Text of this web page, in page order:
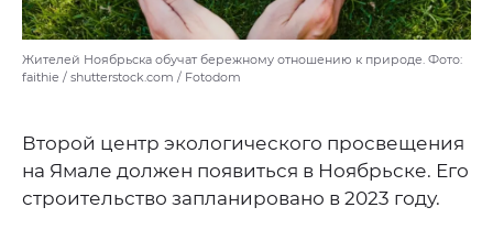
Жителей Ноябрьска обучат бережному отношению к природе. Фото:
faithie / shutterstock.com / Fotodom
Второй центр экологического просвещения
на Ямале должен появиться в Ноябрьске. Его
строительство запланировано в 2023 году.